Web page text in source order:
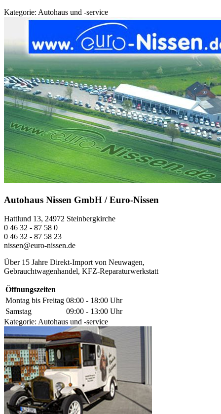
Kategorie: Autohaus und -service
Autohaus Nissen GmbH / Euro-Nissen
Hattlund 13, 24972 Steinbergkirche
0 46 32 - 87 58 0
0 46 32 - 87 58 23
nissen@euro-nissen.de
Über 15 Jahre Direkt-Import von Neuwagen,
Gebrauchtwagenhandel, KFZ-Reparaturwerkstatt
Öffnungszeiten
Montag bis Freitag 08:00 - 18:00 Uhr
Samstag
09:00 - 13:00 Uhr
Kategorie: Autohaus und -service